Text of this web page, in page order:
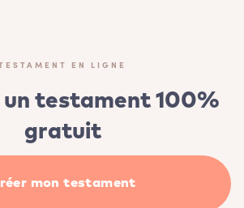
TESTAMENT EN LIGNE
testament 100%
gratuit
mon testament